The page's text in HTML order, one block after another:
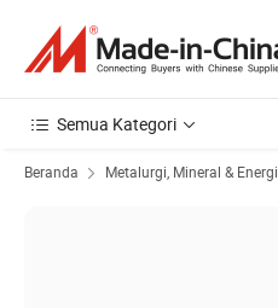
Semua Kategori
Beranda Metalurgi, Mineral & Energi